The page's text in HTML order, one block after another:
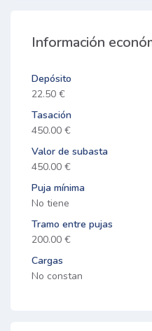
Información
Depósito
22.50 €
Tasación
450.00 €
Valor de subasta
450.00 €
Puja mínima
No tiene
Tramo entre pujas
200.00 €
Cargas
No constan